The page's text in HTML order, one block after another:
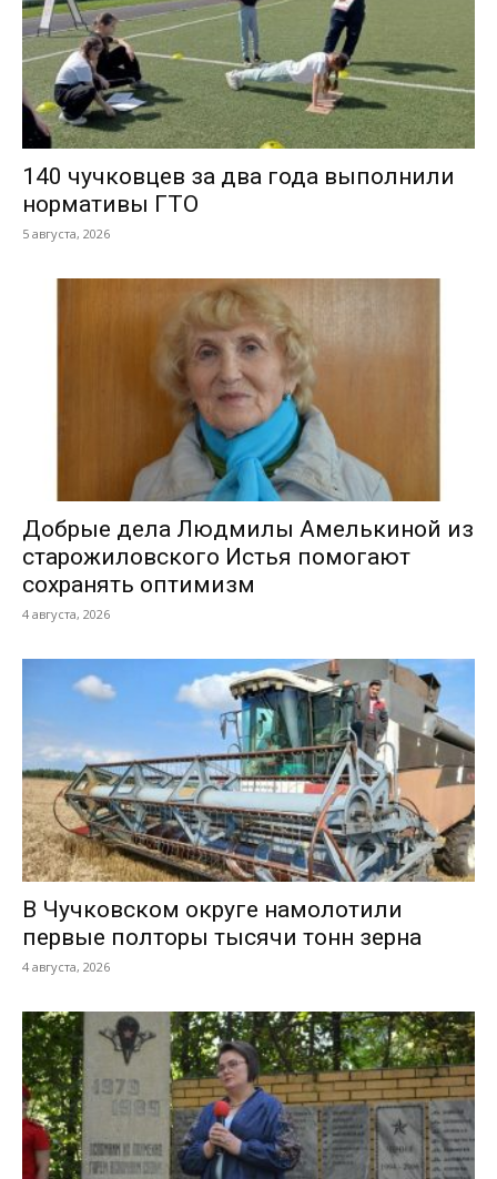
140 чучковцев за два года выполнили
нормативы ГТО
5 августа, 2026
Добрые дела Людмилы Амелькиной из
старожиловского Истья помогают
сохранять оптимизм
4 августа, 2026
В Чучковском округе намолотили
первые полторы тысячи тонн зерна
4 августа, 2026